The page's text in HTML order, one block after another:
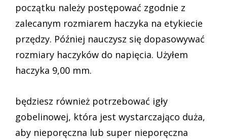
początku należy postępować zgodnie z
zalecanym rozmiarem haczyka na etykiecie
przędzy. Później nauczysz się dopasowywać
rozmiary haczyków do napięcia. Użyłem
haczyka 9,00 mm.
będziesz również potrzebować igły
gobelinowej, która jest wystarczająco duża,
aby nieporęczna lub super nieporęczna